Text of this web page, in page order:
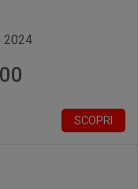
2024
SCOPRI